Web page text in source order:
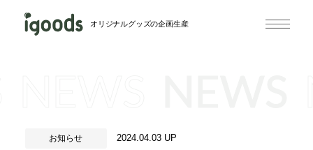
オリジナルグッズの企画生産
お知らせ 2024.04.03 UP